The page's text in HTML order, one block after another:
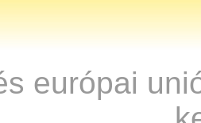
európai